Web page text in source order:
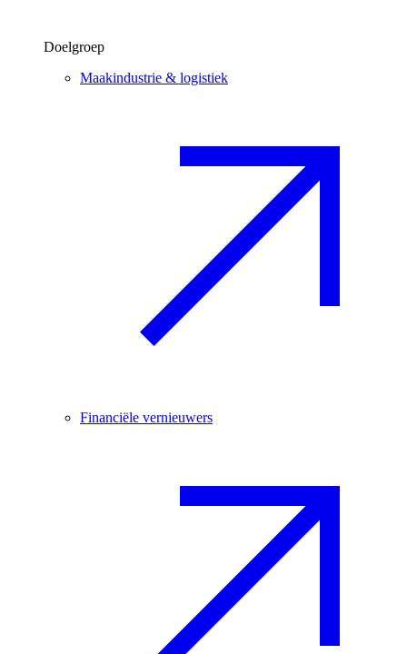
Doelgroep
Maakindustrie & logistiek
Financiële vernieuwers